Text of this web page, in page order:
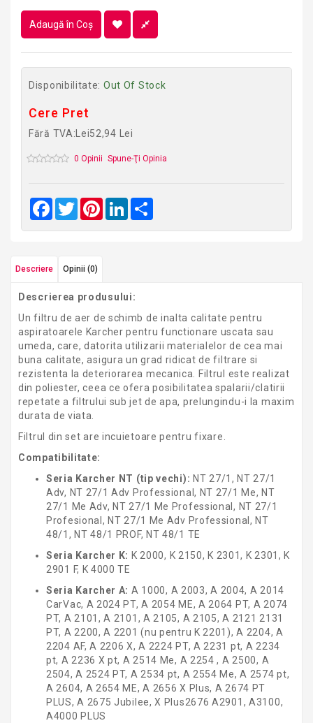
Adaugă în Coş
Disponibilitate: Out Of Stock
Cere Pret
Fără TVA:Lei52,94 Lei
0 Opinii Spune-Ţi Opinia
Facebook
TwitterPinterestLinkedIn
Descriere Opinii (0)
Descrierea produsului:
Un filtru de aer de schimb de inalta calitate pentru
aspiratoarele Karcher pentru functionare uscata sau
umeda, care, datorita utilizarii materialelor de cea mai
buna calitate, asigura un grad ridicat de filtrare si
rezistenta la deteriorarea mecanica. Filtrul este realizat
din poliester, ceea ce ofera posibilitatea spalarii/clatirii
repetate a filtrului sub jet de apa, prelungindu-i la maxim
durata de viata.
Filtrul din set are incuietoare pentru fixare.
Compatibilitate:
Seria Karcher NT (tip vechi): NT 27/1, NT 27/1
Adv, NT 27/1 Adv Professional, NT 27/1 Me, NT
27/1 Me Adv, NT 27/1 Me Professional, NT 27/1
Profesional, NT 27/1 Me Adv Professional, NT
48/1, NT 48/1 PROF, NT 48/1 TE
Seria Karcher K: K 2000, K 2150, K 2301, K 2301, K
2901 F, K 4000 TE
Seria Karcher A: A 1000, A 2003, A 2004, A 2014
CarVac, A 2024 PT, A 2054 ME, A 2064 PT, A 2074
PT, A 2101, A 2101, A 2105, A 2105, A 2121 2131
PT, A 2200, A 2201 (nu pentru K 2201), A 2204, A
2204 AF, A 2206 X, A 2224 PT, A 2231 pt, A 2234
pt, A 2236 X pt, A 2514 Me, A 2254 , A 2500, A
2504, A 2524 PT, A 2534 pt, A 2554 Me, A 2574 pt,
A 2604, A 2654 ME, A 2656 X Plus, A 2674 PT
PLUS, A 2675 Jubilee, X Plus2676 A2901, A3100,
A4000 PLUS